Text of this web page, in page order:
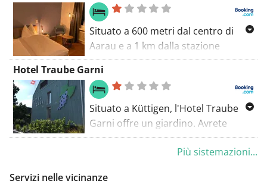
chiuso al traffico automobilistico.
Situato a 600 metri dal centro di
Aarau e a 1 km dalla stazione
ferroviaria, il Gasthof zum Schützen
offre un ristorante e l'uso gratuito
della connessione Wi-Fi e del
parcheggio in loco.
Hotel Traube Garni
Situato a Küttigen, l'Hotel Traube
Garni offre un giardino. Avrete
gratuitamente a disposizione il WiFi
e il parcheggio privato. LePiù sistemazioni...
Servizi nelle vicinanze